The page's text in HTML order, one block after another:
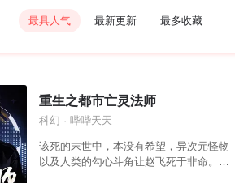
最具人气 最新更新 最多收藏
重生之都市亡灵法师
科幻 · 哔哔天天
该死的末世中，本没有希望，异次元怪物
以及人类的勾心斗角让赵飞死于非命。但